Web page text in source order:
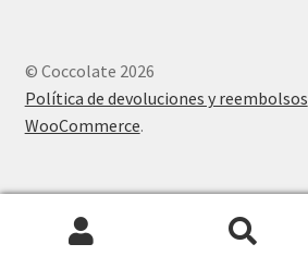
© Coccolate 2026
Política de devoluciones y reembolsos
WooCommerce.